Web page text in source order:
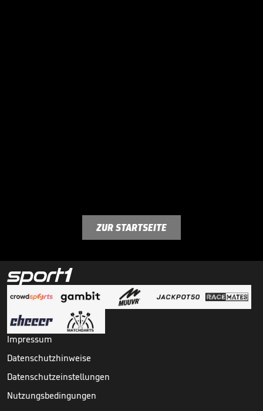
ZUR STARTSEITE
Impressum
Datenschutzhinweise
Datenschutzeinstellungen
Nutzungsbedingungen